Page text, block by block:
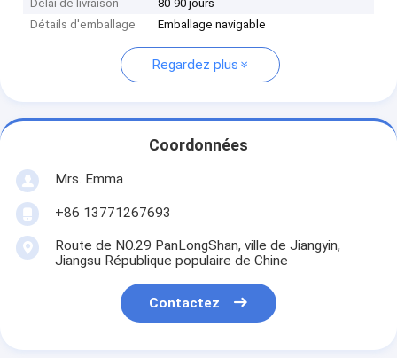
Délai de livraison
80-90 jours
Détails d'emballage
Emballage navigable
Regardez plus
Coordonnées
Mrs. Emma
+86 13771267693
Route de NO.29 PanLongShan, ville de Jiangyin,
Jiangsu République populaire de Chine
Contactez